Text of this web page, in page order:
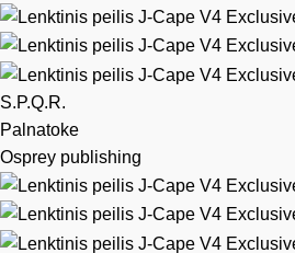
S.P.Q.R.
Palnatoke
Osprey publishing